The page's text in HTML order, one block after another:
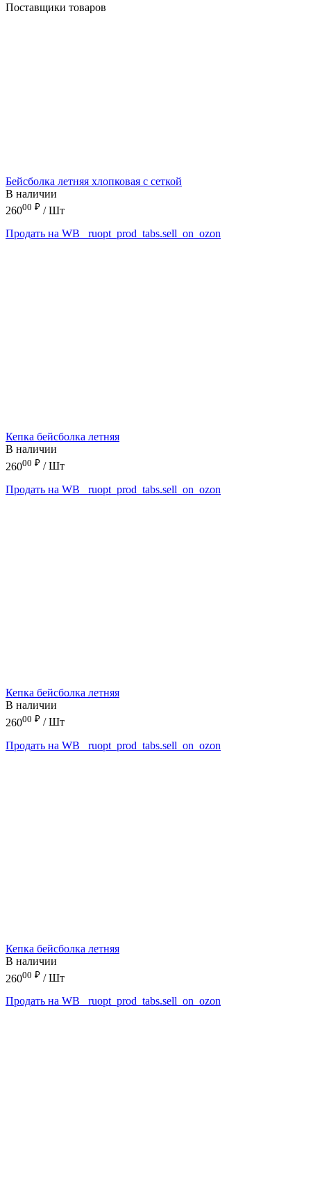
Поставщики товаров
Бейсболка летняя хлопковая с сеткой
В наличии
26000 ₽ / Шт
Продать на WB
_ruopt_prod_tabs.sell_on_ozon
Кепка бейсболка летняя
В наличии
26000 ₽ / Шт
Продать на WB
_ruopt_prod_tabs.sell_on_ozon
Кепка бейсболка летняя
В наличии
26000 ₽ / Шт
Продать на WB
_ruopt_prod_tabs.sell_on_ozon
Кепка бейсболка летняя
В наличии
26000 ₽ / Шт
Продать на WB
_ruopt_prod_tabs.sell_on_ozon